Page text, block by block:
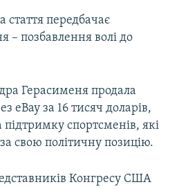
стаття передбачає
– позбавлення волі до
Герасименя продала
eBay за 16 тисяч доларів,
спортсменів, які
свою політичну позицію.
Конгресу США